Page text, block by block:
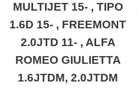
MULTIJET 15- , TIPO
1.6D 15- , FREEMONT
2.0JTD 11- , ALFA
ROMEO GIULIETTA
1.6JTDM, 2.0JTDM